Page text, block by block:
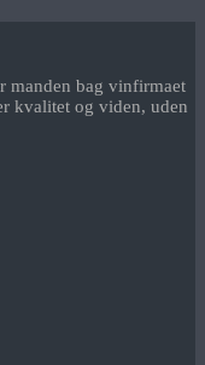
manden bag vinfirmaet
kvalitet og viden, uden